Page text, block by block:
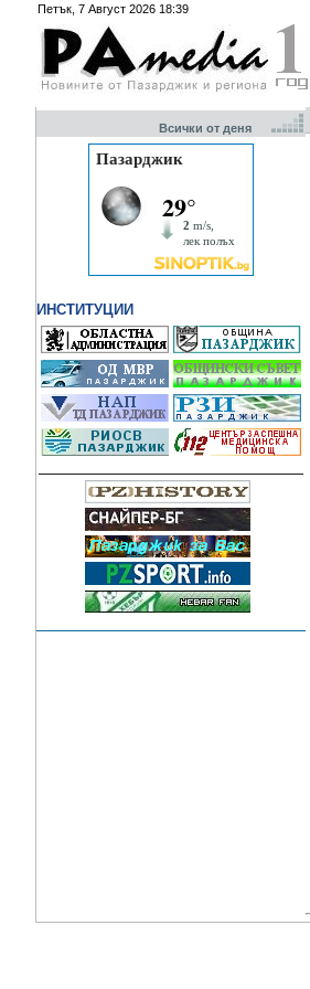
Петък, 7 Август 2026 18:39
Всички от деня
ИНСТИТУЦИИ